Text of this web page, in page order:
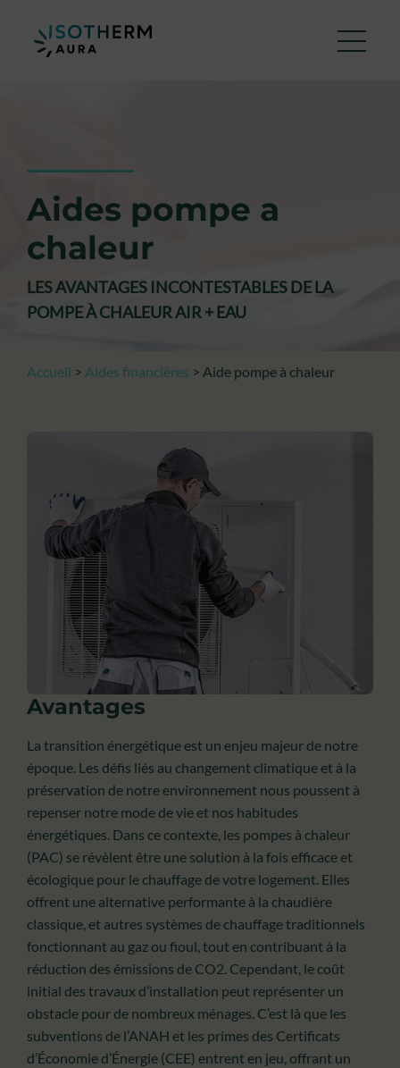
Aides pompe a
chaleur
LES AVANTAGES INCONTESTABLES DE LA
POMPE À CHALEUR AIR + EAU
Accueil > Aides financières > Aide pompe à chaleur
Avantages
La transition énergétique est un enjeu majeur de notre
époque. Les défis liés au changement climatique et à la
préservation de notre environnement nous poussent à
repenser notre mode de vie et nos habitudes
énergétiques. Dans ce contexte, les pompes à chaleur
(PAC) se révèlent être une solution à la fois efficace et
écologique pour le chauffage de votre logement. Elles
offrent une alternative performante à la chaudière
classique, et autres systèmes de chauffage traditionnels
fonctionnant au gaz ou fioul, tout en contribuant à la
réduction des émissions de CO2. Cependant, le coût
initial des travaux d’installation peut représenter un
obstacle pour de nombreux ménages. C’est là que les
subventions de l’ANAH et les primes des Certificats
d’Économie d’Énergie (CEE) entrent en jeu, offrant un